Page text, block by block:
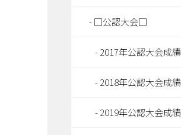
□公認大会□
2017年公認大会成績
2018年公認大会成績
2019年公認大会成績